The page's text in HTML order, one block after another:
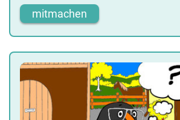
mitmachen